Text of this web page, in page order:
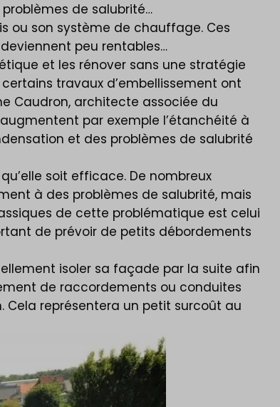
de salubrité…
ou son système de chauffage. Ces
peu rentables…
et les rénover sans une stratégie
travaux d’embellissement ont
Caudron, architecte associée du
par exemple l’étanchéité à
et des problèmes de salubrité
soit efficace. De nombreux
à des problèmes de salubrité, mais
de cette problématique est celui
de prévoir de petits débordements
isoler sa façade par la suite afin
de raccordements ou conduites
représentera un petit surcoût au